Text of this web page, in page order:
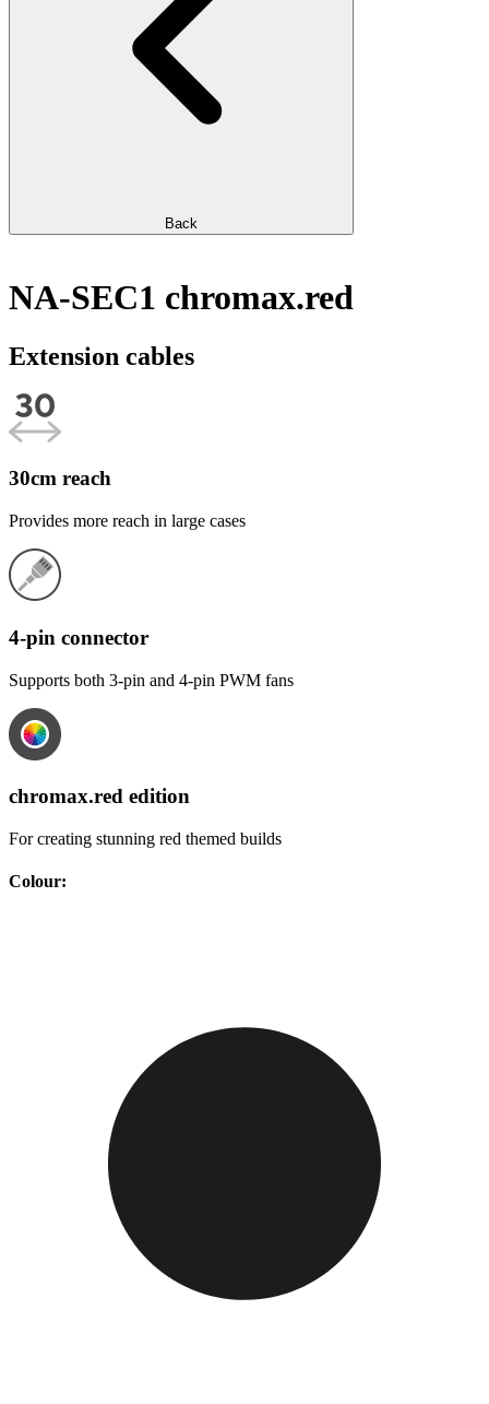
Back
NA-SEC1 chromax.red
Extension cables
30cm reach
Provides more reach in large cases
4-pin connector
Supports both 3-pin and 4-pin PWM fans
chromax.red edition
For creating stunning red themed builds
Colour: